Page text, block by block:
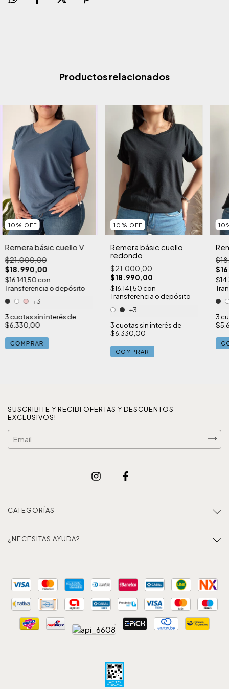
Productos relacionados
10 % OFF
Remera básic cuello V
$21.000,00
$18.990,00
$16.141,50con
Transferencia o depósito
+3
3cuotas sin interés de
$6.330,00
COMPRAR
10 % OFF
Remera básic cuello
redondo
$21.000,00
$18.990,00
$16.141,50 con
Transferencia o depósito
+3
3 cuotas sin interés de
$6.330,00
COMPRAR
10
3
SUSCRIBITE Y RECIBI OFERTAS Y DESCUENTOS
EXCLUSIVOS!
CATEGORÍAS
¿NECESITAS AYUDA?